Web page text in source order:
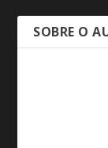
SOBRE O